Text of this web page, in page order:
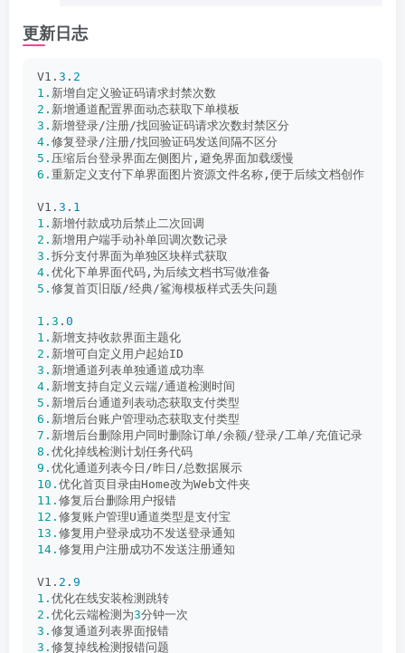
更新日志
V1. 3 . 2
1. 新增自定义验证码请求封禁次数
2. 新增通道配置界面动态获取下单模板
3. 新增登录/注册/找回验证码请求次数封禁区分
4. 修复登录/注册/找回验证码发送间隔不区分
5. 压缩后台登录界面左侧图片,避免界面加载缓慢
6. 重新定义支付下单界面图片资源文件名称,便于后续文档创作
V1. 3 . 1
1. 新增付款成功后禁止二次回调
2. 新增用户端手动补单回调次数记录
3. 拆分支付界面为单独区块样式获取
4. 优化下单界面代码,为后续文档书写做准备
5. 修复首页旧版/经典/鲨海模板样式丢失问题
1.3 . 0
1. 新增支持收款界面主题化
2. 新增可自定义用户起始ID
3. 新增通道列表单独通道成功率
4. 新增支持自定义云端/通道检测时间
5. 新增后台通道列表动态获取支付类型
6. 新增后台账户管理动态获取支付类型
7. 新增后台删除用户同时删除订单/余额/登录/工单/充值记录
8. 优化掉线检测计划任务代码
9. 优化通道列表今日/昨日/总数据展示
10. 优化首页目录由Home改为Web文件夹
11. 修复后台删除用户报错
12. 修复账户管理U通道类型是支付宝
13. 修复用户登录成功不发送登录通知
14. 修复用户注册成功不发送注册通知
V1. 2 . 9
1. 优化在线安装检测跳转
2. 优化云端检测为3分钟一次
3. 修复通道列表界面报错
3. 修复掉线检测报错问题